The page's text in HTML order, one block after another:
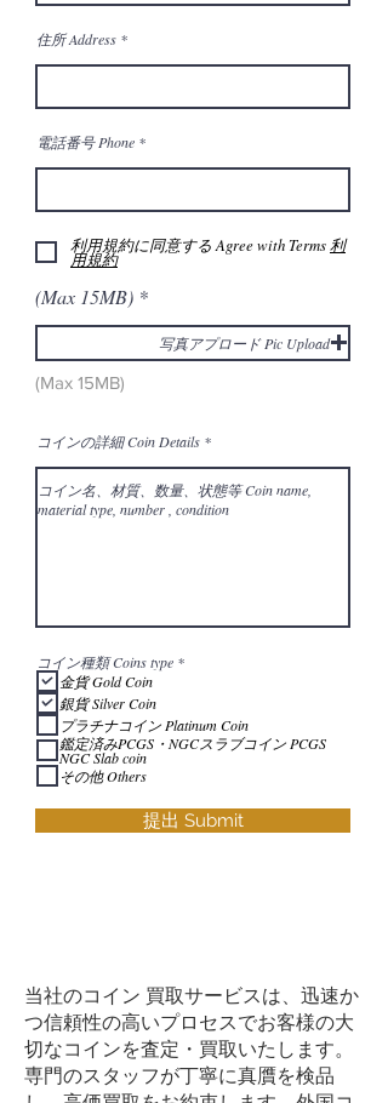
住所 Address
電話番号 Phone
利用規約に同意する Agree with Terms利
用規約
(Max 15MB)
写真アプロード Pic Upload
(Max 15MB)
コインの詳細 Coin Details
コイン種類 Coins type *必
金貨 Gold Coin
銀貨 Silver Coin
プラチナコイン Platinum Coin
鑑定済みPCGS・NGCスラブコイン PCGS
NGC Slab coin
その他 Others
提出 Submit
当社のコイン 買取サービスは、迅速か
つ信頼性の高いプロセスでお客様の大
切なコインを査定・買取いたします。
専門のスタッフが丁寧に真贋を検品